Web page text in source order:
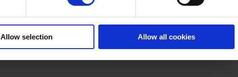
Allow selection Allow all cookies